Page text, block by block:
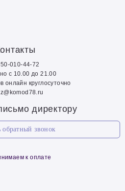
010-44-72
с 10.00 до 21.00
онлайн круглосуточно
директору
обратный звонок
к оплате